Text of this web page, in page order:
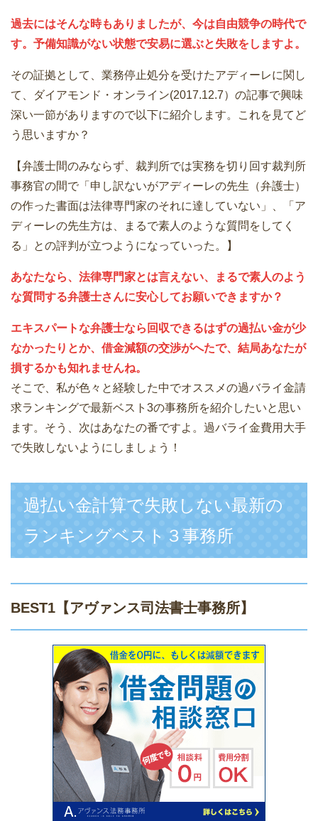
過去にはそんな時もありましたが、今は自由競争の時代で
す。予備知識がない状態で安易に選ぶと失敗をしますよ。
その証拠として、業務停止処分を受けたアディーレに関し
て、ダイアモンド・オンライン(2017.12.7）の記事で興味
深い一節がありますので以下に紹介します。これを見てど
う思いますか？
【弁護士間のみならず、裁判所では実務を切り回す裁判所
事務官の間で「申し訳ないがアディーレの先生（弁護士）
の作った書面は法律専門家のそれに達していない」、「ア
ディーレの先生方は、まるで素人のような質問をしてく
る」との評判が立つようになっていった。】
あなたなら、法律専門家とは言えない、まるで素人のよう
な質問する弁護士さんに安心してお願いできますか？
エキスパートな弁護士なら回収できるはずの過払い金が少
なかったりとか、借金減額の交渉がへたで、結局あなたが
損するかも知れませんね。
そこで、私が色々と経験した中でオススメの過バライ金請
求ランキングで最新ベスト3の事務所を紹介したいと思い
ます。そう、次はあなたの番ですよ。過バライ金費用大手
で失敗しないようにしましょう！
過払い金計算で失敗しない最新の
ランキングベスト３事務所
BEST1 【アヴァンス司法書士事務所】